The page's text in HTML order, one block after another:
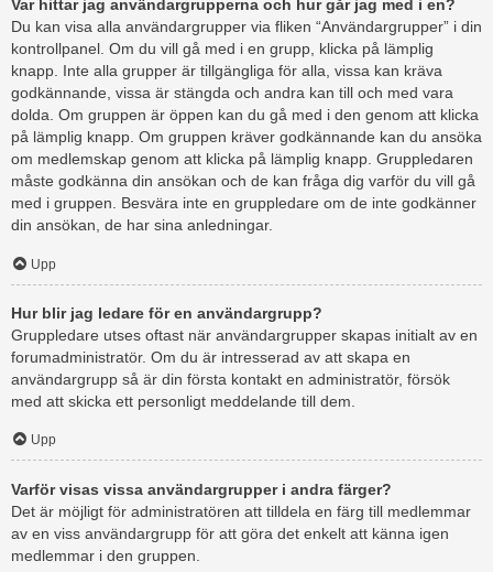
Var hittar jag användargrupperna och hur går jag med i en?
Du kan visa alla användargrupper via fliken “Användargrupper” i din
kontrollpanel. Om du vill gå med i en grupp, klicka på lämplig
knapp. Inte alla grupper är tillgängliga för alla, vissa kan kräva
godkännande, vissa är stängda och andra kan till och med vara
dolda. Om gruppen är öppen kan du gå med i den genom att klicka
på lämplig knapp. Om gruppen kräver godkännande kan du ansöka
om medlemskap genom att klicka på lämplig knapp. Gruppledaren
måste godkänna din ansökan och de kan fråga dig varför du vill gå
med i gruppen. Besvära inte en gruppledare om de inte godkänner
din ansökan, de har sina anledningar.
Upp
Hur blir jag ledare för en användargrupp?
Gruppledare utses oftast när användargrupper skapas initialt av en
forumadministratör. Om du är intresserad av att skapa en
användargrupp så är din första kontakt en administratör, försök
med att skicka ett personligt meddelande till dem.
Upp
Varför visas vissa användargrupper i andra färger?
Det är möjligt för administratören att tilldela en färg till medlemmar
av en viss användargrupp för att göra det enkelt att känna igen
medlemmar i den gruppen.